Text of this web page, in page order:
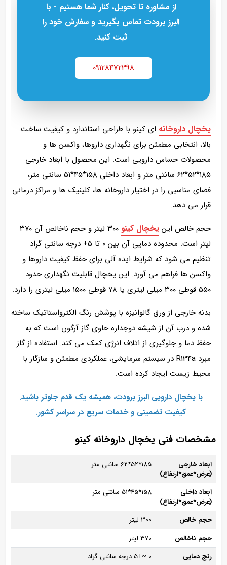
از مشاوره تا تحویل، کنار شما هستیم - با
البرز برودت تماس بگیرید و سفارش خود را
ثبت کنید.
09128472398
یخچال داروخانه ای کینو با طراحی استاندارد و کیفیت ساخت
بالا، انتخابی مطمئن برای نگهداری داروها، واکسن‌ ها و
محصولات حساس دارویی است. این محصول با ابعاد خارجی
۱۸۵*۵۲*۶۲ سانتی‌ متر و ابعاد داخلی ۱۵۸*۴۵*۵۱ سانتی‌ متر،
فضای مناسبی را در اختیار داروخانه‌ ها، کلینیک‌ ها و مراکز درمانی
قرار می‌ دهد.
حجم خالص این یخچال کینو
۳۰۰ لیتر و حجم ناخالص آن ۳۷۰
لیتر است. محدوده دمایی آن بین ۰ تا 5+ درجه سانتی‌ گراد
تنظیم می‌ شود که شرایط ایده‌ آلی برای حفظ کیفیت داروها و
واکسن‌ ها فراهم می‌ آورد. این یخچال قابلیت نگهداری حدود
۵۵۰ قوطی ۳۰۰ میلی‌ لیتری یا ۷۸ قوطی ۱۵۰۰ میلی‌ لیتری را دارد.
بدنه خارجی از ورق گالوانیزه با پوشش رنگ الکترواستاتیک ساخته
شده و درب آن از شیشه دوجداره حاوی گاز آرگون است که به
حفظ دما و جلوگیری از اتلاف انرژی کمک می‌ کند. استفاده از گاز
مبرد R134a در سیستم سرمایشی، عملکردی مطمئن و سازگار با
محیط زیست ایجاد کرده است.
با یخچال دارویی البرز برودت، همیشه یک قدم جلوتر باشید.
کیفیت تضمینی و خدمات سریع در سراسر کشور.
مشخصات فنی یخچال داروخانه کینو
ابعاد خارجی
(عرض*عمق*ارتفاع)
185*52*62 سانتی متر
ابعاد داخلی
(عرض*عمق*ارتفاع)
158*45*51 سانتی متر
حجم خالص
300 لیتر
حجم ناخالص
370 لیتر
رنج دمایی
0 ~+5 درجه سانتی گراد